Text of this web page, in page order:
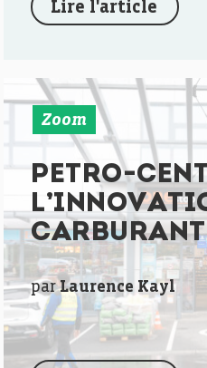
Lire l'article
Zoom
PETRO-
CARBURANT
parLaurence Kayl